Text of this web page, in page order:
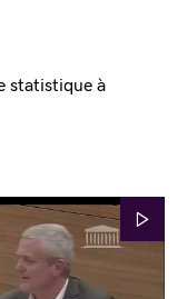
statistique à